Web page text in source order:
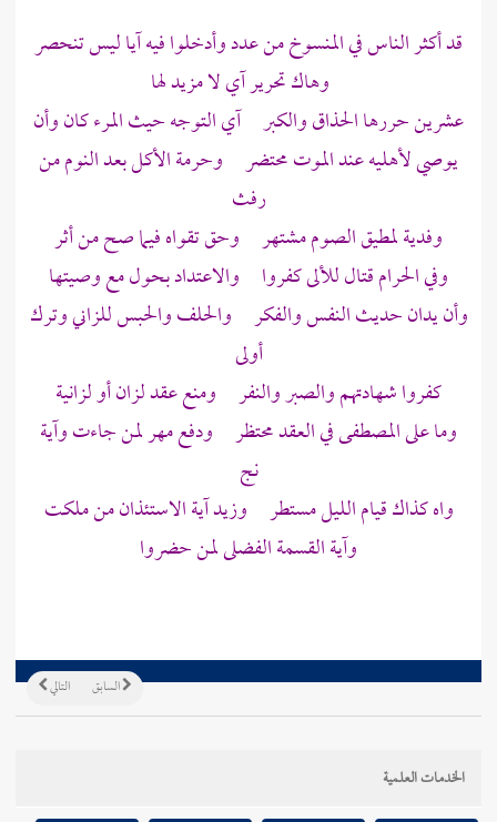
قد أكثر الناس في المنسوخ من عدد وأدخلوا فيه آيا ليس تنحصر
وهاك تحرير آي لا مزيد لها
عشرين حررها الحذاق والكبر آي التوجه حيث المرء كان وأن
يوصي لأهليه عند الموت محتضر وحرمة الأكل بعد النوم من
رفث
وفدية لمطيق الصوم مشتهر وحق تقواه فيما صح من أثر
وفي الحرام قتال للألى كفروا والاعتداد بحول مع وصيتها
وأن يدان حديث النفس والفكر والحلف والحبس للزاني وترك
أولى
كفروا شهادتهم والصبر والنفر ومنع عقد لزان أو لزانية
وما على المصطفى في العقد محتظر ودفع مهر لمن جاءت وآية
نج
واه كذاك قيام الليل مستطر وزيد آية الاستئذان من ملكت
وآية القسمة الفضلى لمن حضروا
التالي السابق
الخدمات العلمية